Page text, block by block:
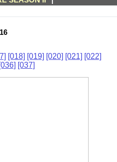
[018] [019] [020] [021] [022]
[036] [037]